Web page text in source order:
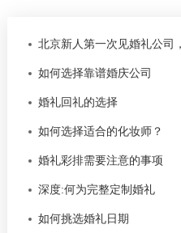
北京新人第一次见婚礼公司
如何选择靠谱婚庆公司
婚礼回礼的选择
如何选择适合的化妆师？
婚礼彩排需要注意的事项
深度:何为完整定制婚礼
如何挑选婚礼日期